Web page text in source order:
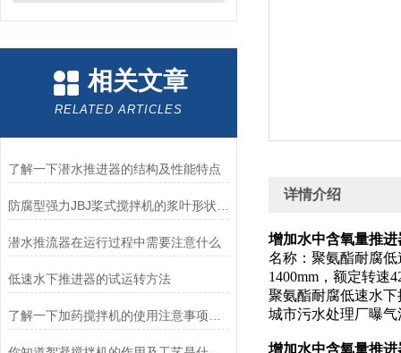
相关文章
RELATED ARTICLES
了解一下潜水推进器的结构及性能特点
潜水推流器在运行过程中需要注意什么
低速水下推进器的试运转方法
详情介绍
增加水中含氧量推进
名称：聚氨酯耐腐低
1400mm，额定转速
聚氨酯耐腐低速水
城市污水处理厂曝
增加水中含氧量推进